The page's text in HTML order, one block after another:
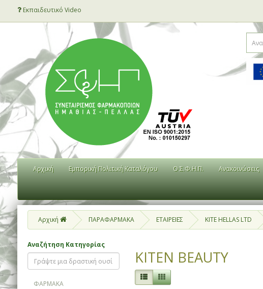
Εκπαιδευτικό Video
Αρχική Εμπορική Πολιτική Καταλόγου Ο Σ.Φ.Η.Π. Ανακοινώσεις
Αρχική ΠΑΡΑΦΑΡΜΑΚΑ ΕΤΑΙΡΕΙΕΣ KITE HELLAS LTD
Αναζήτηση Κατηγορίας
ΦΑΡΜΑΚΑ
KITEN BEAUTY